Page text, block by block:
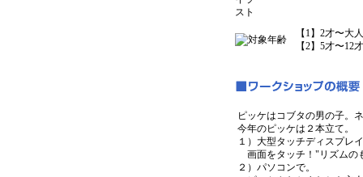
【1】2才〜大
【2】5才〜12
ピッケはコブタの男の子。
今年のピッケは２本立て。
１）大型タッチディスプレ
画面をタッチ！"リズムの
２）パソコンで。